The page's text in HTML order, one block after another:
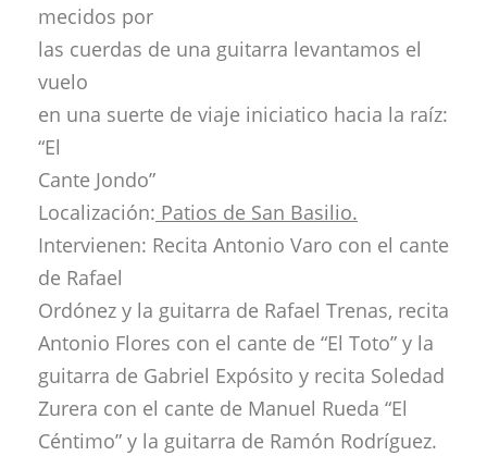
mecidos por
las cuerdas de una guitarra levantamos el
vuelo
en una suerte de viaje iniciatico hacia la raíz:
“El
Cante Jondo”
Localización: Patios de San Basilio.
Intervienen: Recita Antonio Varo con el cante
de Rafael
Ordónez y la guitarra de Rafael Trenas, recita
Antonio Flores con el cante de “El Toto” y la
guitarra de Gabriel Expósito y recita Soledad
Zurera con el cante de Manuel Rueda “El
Céntimo” y la guitarra de Ramón Rodríguez.